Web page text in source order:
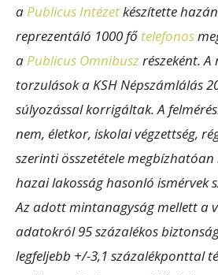
a Publicus Intézetkészítette
reprezentáló 1000 fő telefonos
a Publicus Omnibuszrészeként.
torzulások a KSH Népszámlálás
súlyozással korrigáltak. A
nem, életkor, iskolai végzettség,
szerinti összetétele
hazai lakosság hasonló ismérvek
Az adott mintanagyság mellett a
adatokról 95 százalékos
legfeljebb +/-3,1 százalékponttal